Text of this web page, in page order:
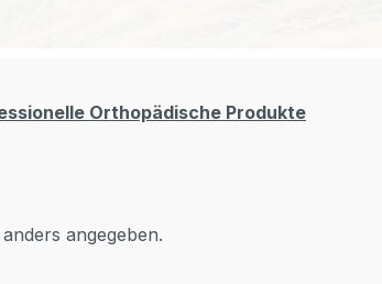
Orthopädische Produkte
angegeben.